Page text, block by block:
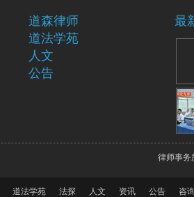
道森律师
道法学苑
人文
公告
最
律师事务
道法学苑 法探 人文 资讯 公告
咨